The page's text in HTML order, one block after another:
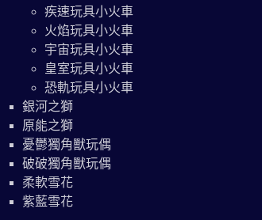
疾速玩具小火車
火焰玩具小火車
宇宙玩具小火車
皇室玩具小火車
恐軌玩具小火車
銀河之獅
原能之獅
憂鬱獨角獸玩偶
破破獨角獸玩偶
柔軟雪花
紫藍雪花